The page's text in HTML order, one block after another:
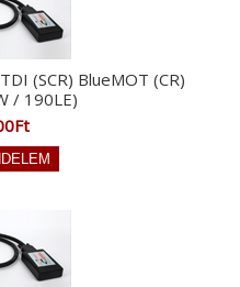
(SCR) BlueMOT (CR)
/ 190LE)